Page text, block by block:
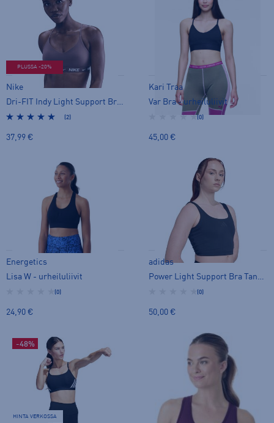
PLUSSA -20%
Nike
Dri-FIT Indy Light Support Bra W - urheiluliivit
(2)
37,99 €
Kari Traa
Var Bra - urheiluliivit
(0)
45,00 €
Energetics
Lisa W - urheiluliivit
(0)
24,90 €
adidas
Power Light Support Bra Tank Top - urheiluliivit
(0)
50,00 €
-48%
HINTA VERKOSSA